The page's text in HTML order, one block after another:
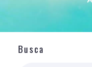
Busca